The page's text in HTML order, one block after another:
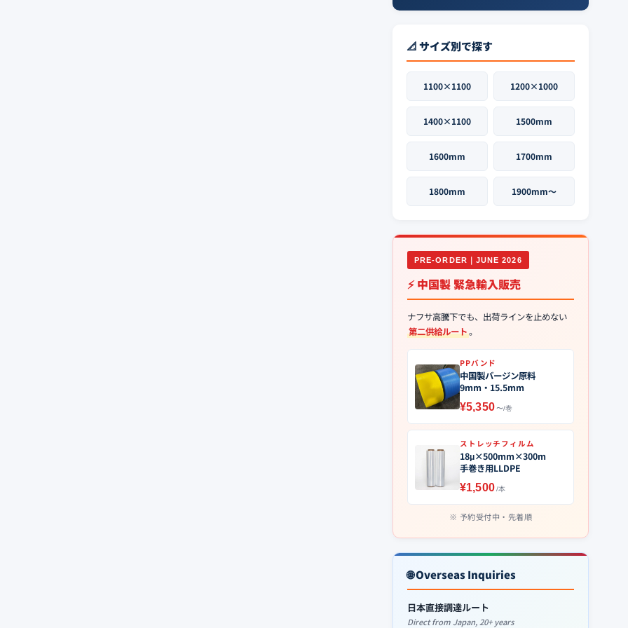
📐 サイズ別で探す
1100×1100 1200×1000
1400×1100 1500mm
1600mm 1700mm
1800mm 1900mm〜
PRE-ORDER｜JUNE 2026
⚡ 中国製 緊急輸入販売
ナフサ高騰下でも、出荷ラインを止めない
第二供給ルート。
PPバンド
中国製バージン原料
9mm・15.5mm
¥5,350〜/巻
ストレッチフィルム
18μ×500mm×300m
手巻き用LLDPE
¥1,500/本
予約受付中・先着順
🌐 Overseas Inquiries
日本直接調達ルート
Direct from Japan, 20+ years